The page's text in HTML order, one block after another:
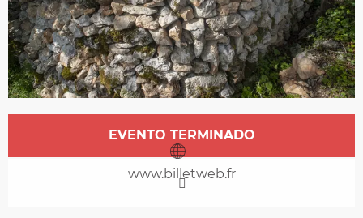
Horarios y datos de contacto
EVENTO TERMINADO
www.billetweb.fr